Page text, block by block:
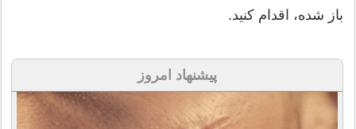
باز شده، اقدام کنيد.
پیشنهاد امروز